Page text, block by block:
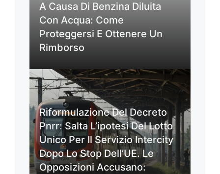
A Causa Di Benzina Diluita
Con Acqua: Come
Proteggersi E Ottenere Un
Rimborso
Riformulazione Del Decreto
Pnrr: Salta L’ipotesi Del Lotto
Unico Per Il Servizio Intercity
Dopo Lo Stop Dell’UE. Le
Opposizioni Accusano: